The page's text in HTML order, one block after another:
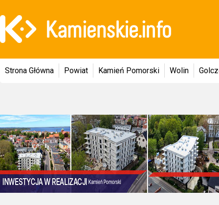
Strona Główna Powiat Kamień Pomorski Wolin